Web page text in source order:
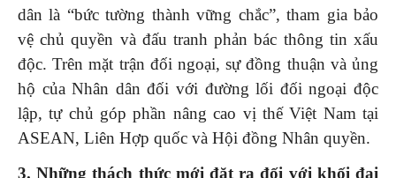
dân là “bức tường thành vững chắc”, tham gia bảo
vệ chủ quyền và đấu tranh phản bác thông tin xấu
độc. Trên mặt trận đối ngoại, sự đồng thuận và ủng
hộ của Nhân dân đối với đường lối đối ngoại độc
lập, tự chủ góp phần nâng cao vị thế Việt Nam tại
ASEAN, Liên Hợp quốc và Hội đồng Nhân quyền.
3. Những thách thức mới đặt ra đối với khối đại